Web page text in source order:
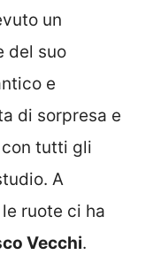
un
del suo
e
di sorpresa e
tutti gli
A
ruote ci ha
Vecchi.